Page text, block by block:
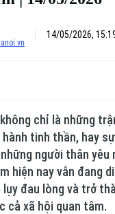
14/05/2026,
chỉ là những
tinh thần, hay
người thân yêu
hiện nay vẫn đang
đau lòng và trở
cả xã hội quan tâm.